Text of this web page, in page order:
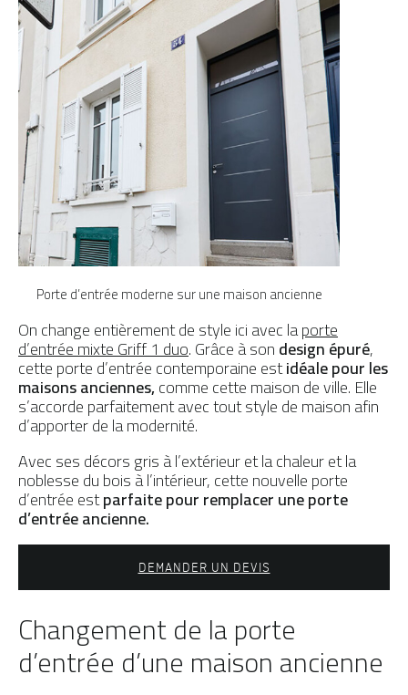
Porte d’entrée moderne sur une maison ancienne
On change entièrement de style ici avec laporte
d’entrée mixte Griff 1 duo. Grâce à sondesign épuré,
cette porte d’entrée contemporaine estidéale pour les
maisons anciennes,comme cette maison de ville. Elle
s’accorde parfaitement avec tout style de maison afin
d’apporter de la modernité.
Avec ses décors gris à l’extérieur et la chaleur et la
noblesse du bois à l’intérieur, cette nouvelle porte
d’entrée estparfaite pour remplacer une porte
d’entrée ancienne.
DEMANDER UN DEVIS
Changement de la porte
d’entrée d’une maison ancienne